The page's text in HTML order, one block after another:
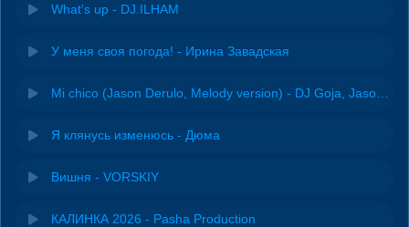
What's up - DJ.ILHAM
У меня своя погода! - Ирина Завадская
Я клянусь изменюсь - Дюма
Вишня - VORSKIY
КАЛИНКА 2026 - Pasha Production